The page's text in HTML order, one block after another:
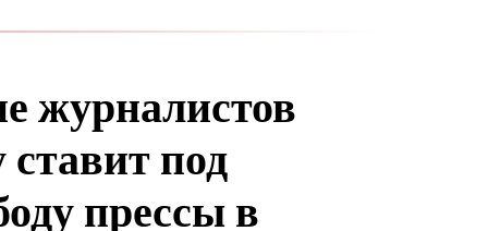
журналистов
под